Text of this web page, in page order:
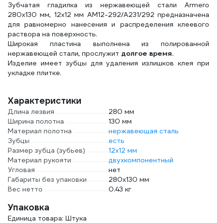
Зубчатая гладилка из нержавеющей стали Armero
280х130 мм, 12x12 мм AM12-292/A231/292 предназначена
для равномерно нанесения и распределения клеевого
раствора на поверхность.
Широкая пластина выполнена из полированной
нержавеющей стали, прослужит долгое время.
Изделие имеет зубцы для удаления излишков клея при
укладке плитке.
Характеристики
Длина лезвия
280 мм
Ширина полотна
130 мм
Материал полотна
нержавеющая сталь
Зубцы
есть
Размер зубца (зубьев)
12х12 мм
Материал рукояти
двухкомпонентный
Угловая
нет
Габариты без упаковки
280х130 мм
Вес нетто
0.43 кг
Упаковка
Единица товара: Штука